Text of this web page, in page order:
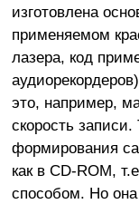
изготовлена
применяемом
лазера, код
это, например,
скорость
формирования
как в CD-ROM,
способом. Но